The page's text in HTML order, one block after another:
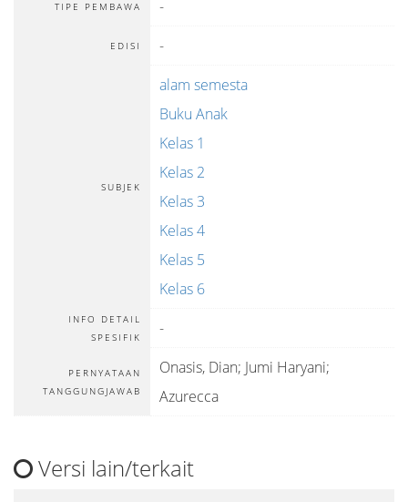
TIPE PEMBAWA -
EDISI -
SUBJEK
alam semesta
Buku Anak
Kelas 1
Kelas 2
Kelas 3
Kelas 4
Kelas 5
Kelas 6
INFO DETAIL
SPESIFIK
-
PERNYATAAN
TANGGUNGJAWAB
Onasis, Dian; Jumi Haryani;
Azurecca
Versi lain/terkait